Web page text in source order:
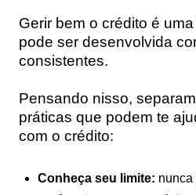
Gerir bem o crédito é
pode ser desenvolvida
consistentes.
Pensando nisso,
práticas que podem te
com o crédito:
Conheça seu limite: nunca